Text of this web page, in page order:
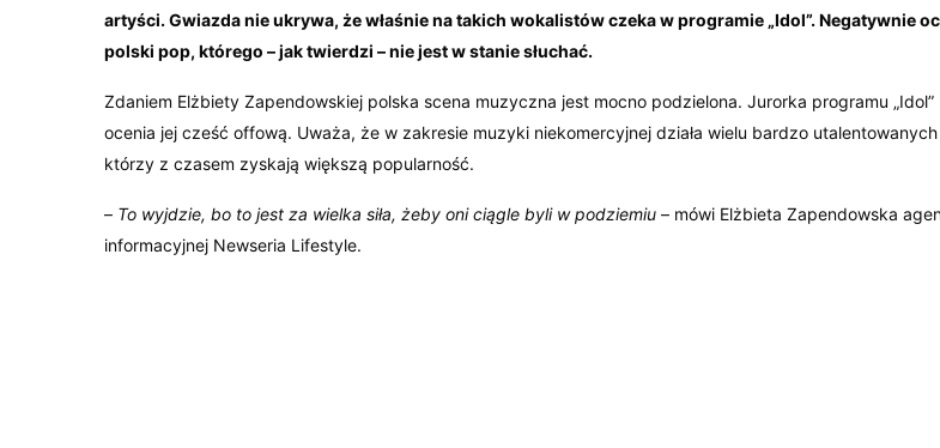
artyści. Gwiazda nie ukrywa, że właśnie na takich wokalistów czeka w programie „Idol”. Negatywnie
polski pop, którego – jak twierdzi – nie jest w stanie słuchać.
Zdaniem Elżbiety Zapendowskiej polska scena muzyczna jest mocno podzielona. Jurorka programu
ocenia jej cześć offową. Uważa, że w zakresie muzyki niekomercyjnej działa wielu bardzo
którzy z czasem zyskają większą popularność.
– To wyjdzie, bo to jest za wielka siła, żeby oni ciągle byli w podziemiu– mówi Elżbieta Zapendowska
informacyjnej Newseria Lifestyle.